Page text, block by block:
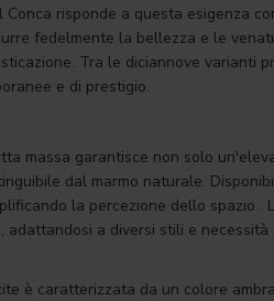
risponde a questa esigenza
fedelmente la bellezza e le
Tra le diciannove varianti
e di prestigio.
massa garantisce non solo
dal marmo naturale.
la percezione dello spazio .
a diversi stili e necessità
è caratterizzata da un colore